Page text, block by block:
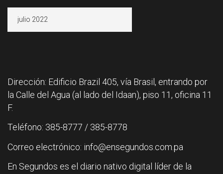
Dirección: Edificio Brazil 405, vía Brasil, entrando por
la Calle del Agua (al lado del Idaan), piso 11, oficina 11
F.
Teléfono: 385-8777 / 385-8778
Correo electrónico: info@ensegundos.com.pa
En Segundos es el diario nativo digital líder de la